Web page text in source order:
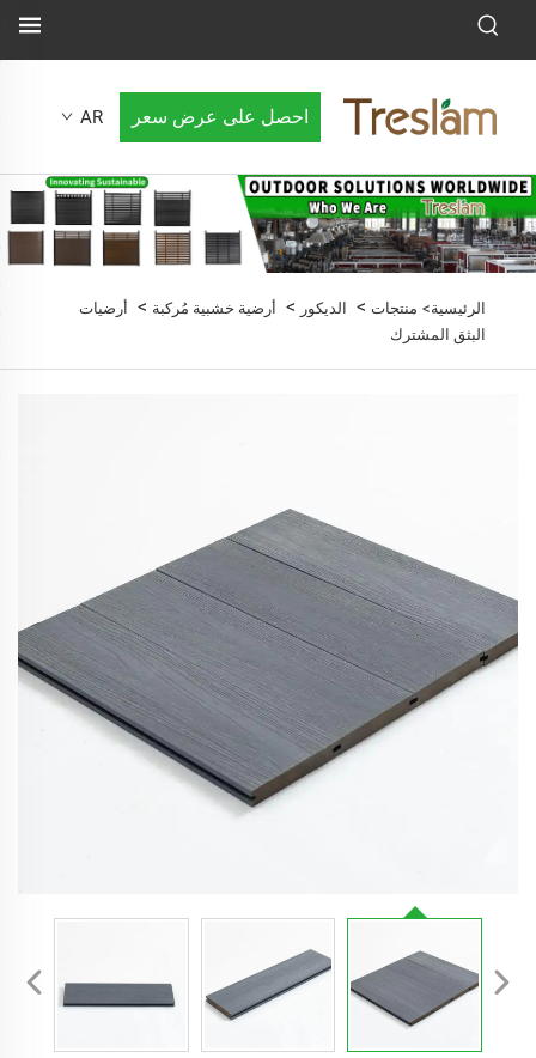
احصل على عرض سعر AR
الرئيسية> منتجات> الديكور > أرضية خشبية مُركبة >
أرضيات
البثق المشترك